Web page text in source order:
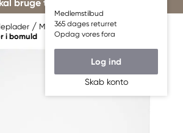
Medlemstilbud
365 dages returret
Opdag vores fora
Log ind
Skab konto
bruge til kursusstart – køb her »
Maleplader
i bomuld